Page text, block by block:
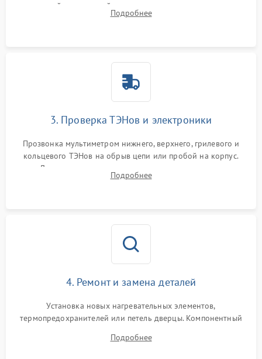
задней или верхней панели для прямого доступа к
нагревательным элементам, плате и вентиляторам.
Подробнее
3. Проверка ТЭНов и электроники
Прозвонка мультиметром нижнего, верхнего, грилевого и
кольцевого ТЭНов на обрыв цепи или пробой на корпус.
Диагностика термостата, датчиков температуры,
переключателя режимов и мотора конвекции.
Подробнее
4. Ремонт и замена деталей
Установка новых нагревательных элементов,
термопредохранителей или петель дверцы. Компонентный
выгоревших реле, восстановление контактов и замена
Подробнее